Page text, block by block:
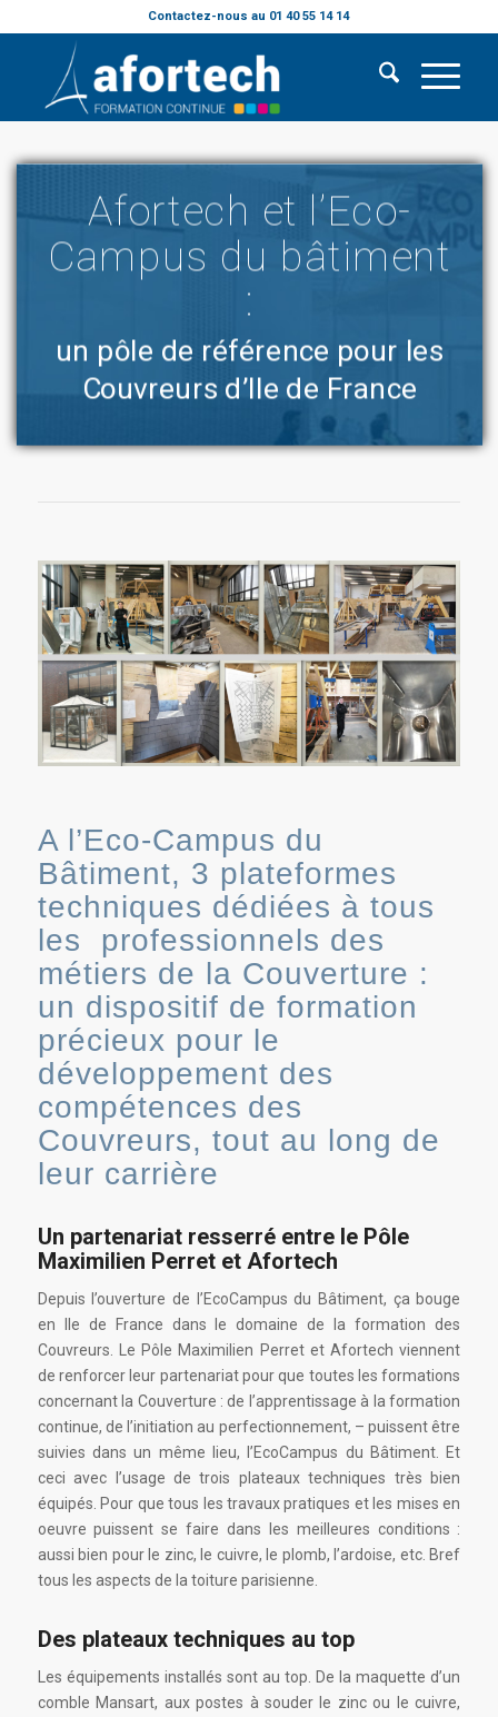
Contactez-nous au 01 40 55 14 14
Afortech et l’Eco-
Campus du bâtiment
:
un pôle de référence pour les
Couvreurs d’Ile de France
A l’Eco-Campus du
Bâtiment, 3 plateformes
techniques dédiées à tous
les professionnels des
métiers de la Couverture :
un dispositif de formation
précieux pour le
développement des
compétences des
Couvreurs, tout au long de
leur carrière
Un partenariat resserré entre le Pôle
Maximilien Perret et Afortech
Depuis l’ouverture de l’EcoCampus du Bâtiment, ça bouge
en Ile de France dans le domaine de la formation des
Couvreurs. Le Pôle Maximilien Perret et Afortech viennent
de renforcer leur partenariat pour que toutes les formations
concernant la Couverture : de l’apprentissage à la formation
continue, de l’initiation au perfectionnement, – puissent être
suivies dans un même lieu, l’EcoCampus du Bâtiment. Et
ceci avec l’usage de trois plateaux techniques très bien
équipés. Pour que tous les travaux pratiques et les mises en
oeuvre puissent se faire dans les meilleures conditions :
aussi bien pour le zinc, le cuivre, le plomb, l’ardoise, etc. Bref
tous les aspects de la toiture parisienne.
Des plateaux techniques au top
Les équipements installés sont au top. De la maquette d’un
comble Mansart, aux postes à souder le zinc ou le cuivre,